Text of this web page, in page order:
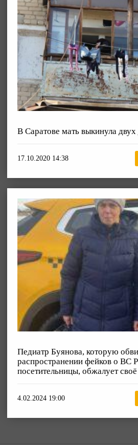
В Саратове мать выкинула
17.10.2020 14:38
Педиатр Буянова, которую
распространении фейков о ВС
посетительницы, обжалует
4.02.2024 19:00